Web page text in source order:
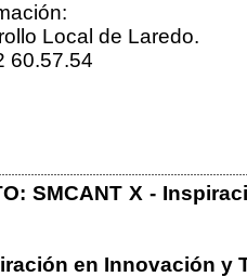
Local de Laredo.
60.57.54
SMCANT X -
en Innovación y